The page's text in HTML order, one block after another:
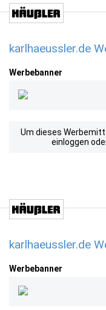
karlhaeussler.de
Werbebanner
Um dieses
einloggen
karlhaeussler.de
Werbebanner